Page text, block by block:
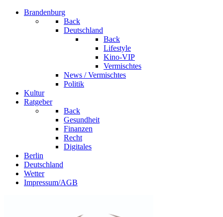
Brandenburg
Back
Deutschland
Back
Lifestyle
Kino-VIP
Vermischtes
News / Vermischtes
Politik
Kultur
Ratgeber
Back
Gesundheit
Finanzen
Recht
Digitales
Berlin
Deutschland
Wetter
Impressum/AGB